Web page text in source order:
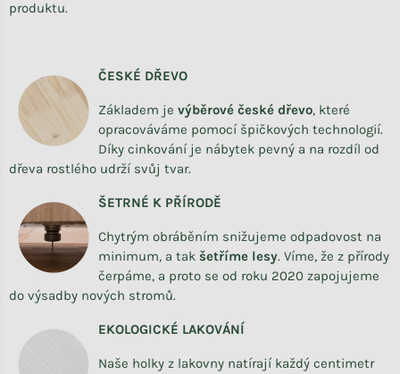
produktu.
ČESKÉ DŘEVO
Základem je výběrové české dřevo, které
opracováváme pomocí špičkových technologií.
Díky cinkování je nábytek pevný a na rozdíl od
dřeva rostlého udrží svůj tvar.
ŠETRNÉ K PŘÍRODĚ
Chytrým obráběním snižujeme odpadovost na
minimum, a tak šetříme lesy. Víme, že z přírody
čerpáme, a proto se od roku 2020 zapojujeme
do výsadby nových stromů.
EKOLOGICKÉ LAKOVÁNÍ
Naše holky z lakovny natírají každý centimetr